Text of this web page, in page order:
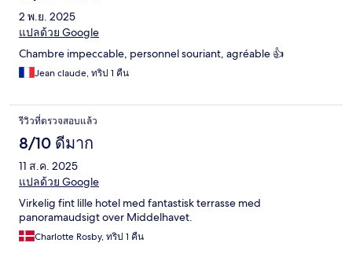
2 พ.ย. 2025
แปลด้วย Google
Chambre impeccable, personnel souriant, agréable 👍
Jean claude, ทริป 1 คืน
รีวิวที่ตรวจสอบแล้ว
8/10 ดีมาก
11 ส.ค. 2025
แปลด้วย Google
Virkelig fint lille hotel med fantastisk terrasse med
panoramaudsigt over Middelhavet.
Charlotte Rosby, ทริป 1 คืน